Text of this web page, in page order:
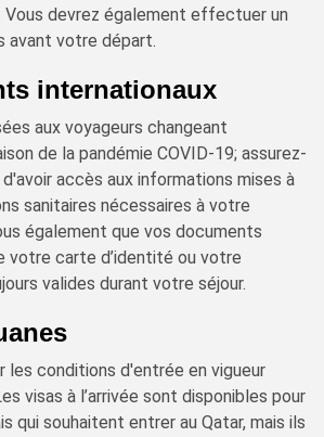
Vous devrez également effectuer un
avant votre départ.
internationaux
aux voyageurs changeant
de la pandémie COVID-19; assurez-
accès aux informations mises à
sanitaires nécessaires à votre
également que vos documents
votre carte d’identité ou votre
valides durant votre séjour.
les conditions d'entrée en vigueur
visas à l’arrivée sont disponibles pour
qui souhaitent entrer au Qatar, mais ils